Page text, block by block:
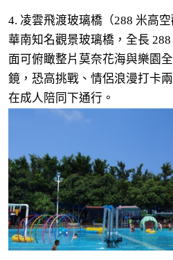
4. 凌雲飛渡玻璃橋（288 米高空
華南知名觀景玻璃橋，全長
面可俯瞰整片莫奈花海與樂園
鏡，恐高挑戰、情侶浪漫打卡
在成人陪同下通行。